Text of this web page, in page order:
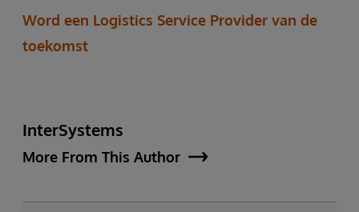
Word een Logistics Service Provider van de
toekomst
InterSystems
More From This Author